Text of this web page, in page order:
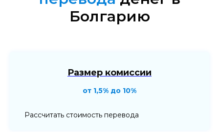
Болгарию
Размер комиссии
от 1,5% до 10%
Рассчитать стоимость перевода